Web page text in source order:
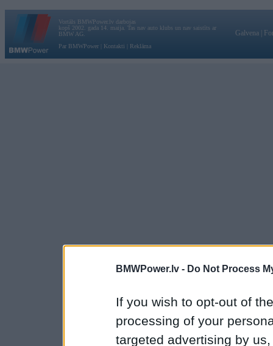
BMWPower.lv - Do Not Process
If you wish to opt-out of
processing of your
targeted advertising by
Vortāls BMWPower.lv darbojas
kopš 2002. gada 14. maija. Tas nav auto klubs un nav saistīts ar
BMW AG.
Par BMWPower
Kontakti Reklāma
Galvena